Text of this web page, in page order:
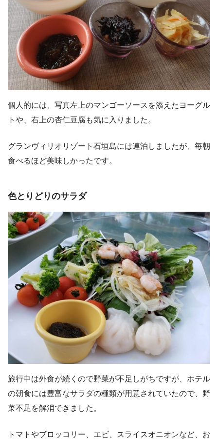
個人的には、写真左上のマンゴーソースを添えたヨーグル
トや、右上の杏仁豆腐も気に入りました。
グランヴィリオリゾート石垣島には連泊しましたが、毎朝
食べるほど美味しかったです。
色とりどりのサラダ
旅行中は外食が続くので野菜が不足しがちですが、ホテル
の朝食には豊富なサラダの種類が用意されていたので、野
菜不足を解消できました。
トマトやブロッコリー、エビ、スライスオニオンなど、お